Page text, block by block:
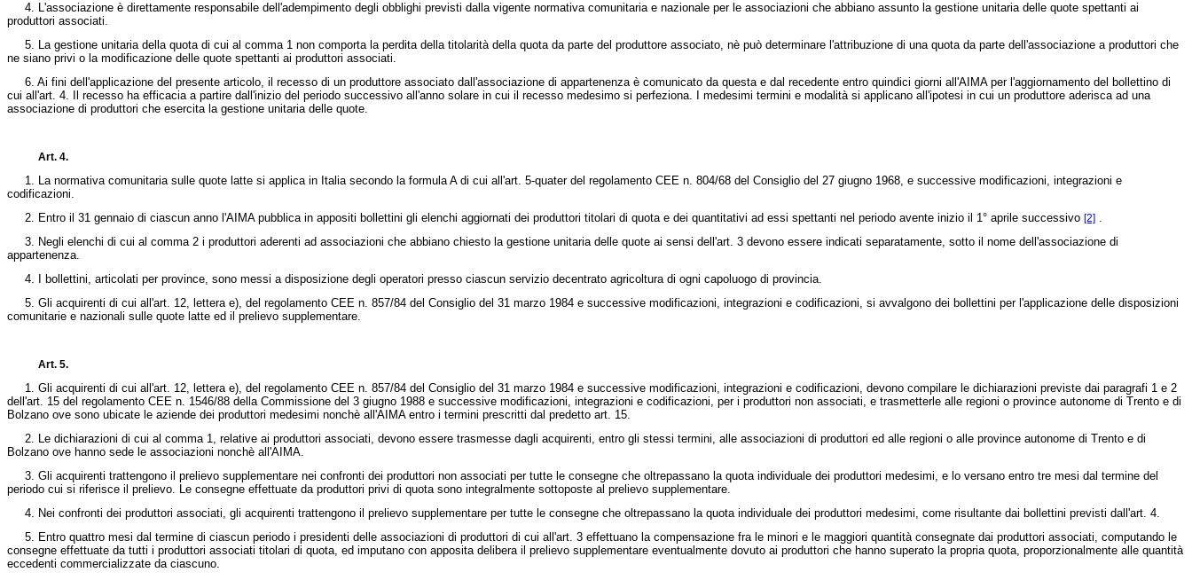
4. L'associazione è direttamente responsabile dell'adempimento degli obblighi previsti dalla vigente normativa comunitaria e nazionale per le associazioni che abbiano assunto la gestione unitaria delle quote spettanti ai
produttori associati.
5. La gestione unitaria della quota di cui al comma 1 non comporta la perdita della titolarità della quota da parte del produttore associato, nè può determinare l'attribuzione di una quota da parte dell'associazione a produttori che
ne siano privi o la modificazione delle quote spettanti ai produttori associati.
6. Ai fini dell'applicazione del presente articolo, il recesso di un produttore associato dall'associazione di appartenenza è comunicato da questa e dal recedente entro quindici giorni all'AIMA per l'aggiornamento del bollettino di
cui all'art. 4. Il recesso ha efficacia a partire dall'inizio del periodo successivo all'anno solare in cui il recesso medesimo si perfeziona. I medesimi termini e modalità si applicano all'ipotesi in cui un produttore aderisca ad una
associazione di produttori che esercita la gestione unitaria delle quote.
Art. 4.
1. La normativa comunitaria sulle quote latte si applica in Italia secondo la formula A di cui all'art. 5-quater del regolamento CEE n. 804/68 del Consiglio del 27 giugno 1968, e successive modificazioni, integrazioni e
codificazioni.
2. Entro il 31 gennaio di ciascun anno l'AIMA pubblica in appositi bollettini gli elenchi aggiornati dei produttori titolari di quota e dei quantitativi ad essi spettanti nel periodo avente inizio il 1° aprile successivo [2] .
3. Negli elenchi di cui al comma 2 i produttori aderenti ad associazioni che abbiano chiesto la gestione unitaria delle quote ai sensi dell'art. 3 devono essere indicati separatamente, sotto il nome dell'associazione di
appartenenza.
4. I bollettini, articolati per province, sono messi a disposizione degli operatori presso ciascun servizio decentrato agricoltura di ogni capoluogo di provincia.
5. Gli acquirenti di cui all'art. 12, lettera e), del regolamento CEE n. 857/84 del Consiglio del 31 marzo 1984 e successive modificazioni, integrazioni e codificazioni, si avvalgono dei bollettini per l'applicazione delle disposizioni
comunitarie e nazionali sulle quote latte ed il prelievo supplementare.
Art. 5.
1. Gli acquirenti di cui all'art. 12, lettera e), del regolamento CEE n. 857/84 del Consiglio del 31 marzo 1984 e successive modificazioni, integrazioni e codificazioni, devono compilare le dichiarazioni previste dai paragrafi 1 e 2
dell'art. 15 del regolamento CEE n. 1546/88 della Commissione del 3 giugno 1988 e successive modificazioni, integrazioni e codificazioni, per i produttori non associati, e trasmetterle alle regioni o province autonome di Trento e di
Bolzano ove sono ubicate le aziende dei produttori medesimi nonchè all'AIMA entro i termini prescritti dal predetto art. 15.
2. Le dichiarazioni di cui al comma 1, relative ai produttori associati, devono essere trasmesse dagli acquirenti, entro gli stessi termini, alle associazioni di produttori ed alle regioni o alle province autonome di Trento e di
Bolzano ove hanno sede le associazioni nonchè all'AIMA.
3. Gli acquirenti trattengono il prelievo supplementare nei confronti dei produttori non associati per tutte le consegne che oltrepassano la quota individuale dei produttori medesimi, e lo versano entro tre mesi dal termine del
periodo cui si riferisce il prelievo. Le consegne effettuate da produttori privi di quota sono integralmente sottoposte al prelievo supplementare.
4. Nei confronti dei produttori associati, gli acquirenti trattengono il prelievo supplementare per tutte le consegne che oltrepassano la quota individuale dei produttori medesimi, come risultante dai bollettini previsti dall'art. 4.
5. Entro quattro mesi dal termine di ciascun periodo i presidenti delle associazioni di produttori di cui all'art. 3 effettuano la compensazione fra le minori e le maggiori quantità consegnate dai produttori associati, computando le
consegne effettuate da tutti i produttori associati titolari di quota, ed imputano con apposita delibera il prelievo supplementare eventualmente dovuto ai produttori che hanno superato la propria quota, proporzionalmente alle quantità
eccedenti commercializzate da ciascuno.